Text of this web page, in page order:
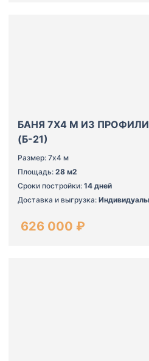
БАНЯ 7Х4 М ИЗ
(Б-21)
Размер: 7х4 м
Площадь: 28 м2
Сроки постройки: 14 дней
Доставка и выгрузка:
626 000 ₽